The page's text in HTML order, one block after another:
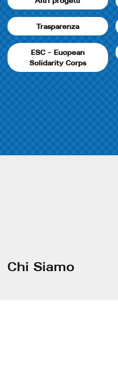
Trasparenza
ESC - Euopean
Solidarity Corps
Chi Siamo